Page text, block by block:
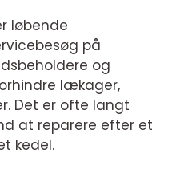
løbende
på
og
lækager,
Det er ofte langt
at reparere efter et
kedel.